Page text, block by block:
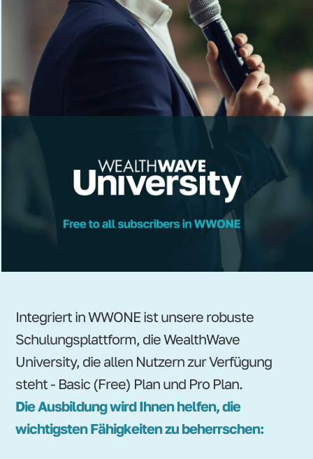
Integriert in WWONE ist unsere robuste
Schulungsplattform, die WealthWave
University, die allen Nutzern zur Verfügung
steht - Basic (Free) Plan und Pro Plan.
Die Ausbildung wird Ihnen helfen, die
wichtigsten Fähigkeiten zu beherrschen: